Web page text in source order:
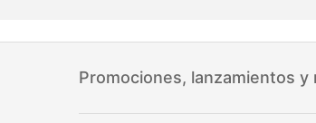
Promociones, lanzamientos y